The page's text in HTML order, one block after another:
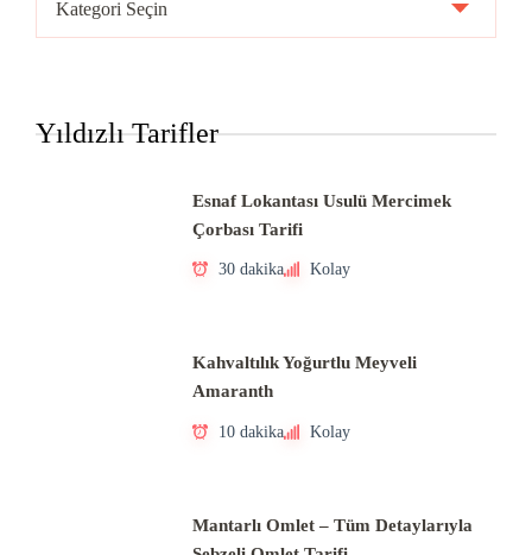
Yöntemleri
Yıldızlı Tarifler
Esnaf Lokantası Usulü Mercimek
Çorbası Tarifi
30 dakika Kolay
Kahvaltılık Yoğurtlu Meyveli
Amaranth
10 dakika Kolay
Mantarlı Omlet – Tüm Detaylarıyla